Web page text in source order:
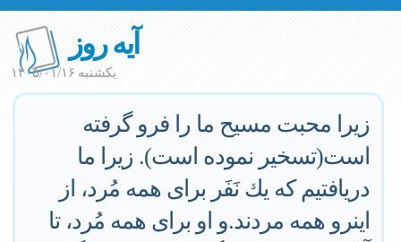
آیه روز
یکشنبه ۱۴۰۵/۰۱/۱۶
زيرا محبت مسيح ما را فرو گرفته
است(تسخير نموده است). زيرا ما
دريافتيم كه يك نَفَر براى همه مُرد، از
اينرو همه مردند.و او براى همه مُرد، تا